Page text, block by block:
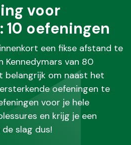
voor
10 oefeningen
een fikse afstand te
Kennedymars van 80
belangrijk om naast het
oefeningen te
voor je hele
en krijg je een
slag dus!